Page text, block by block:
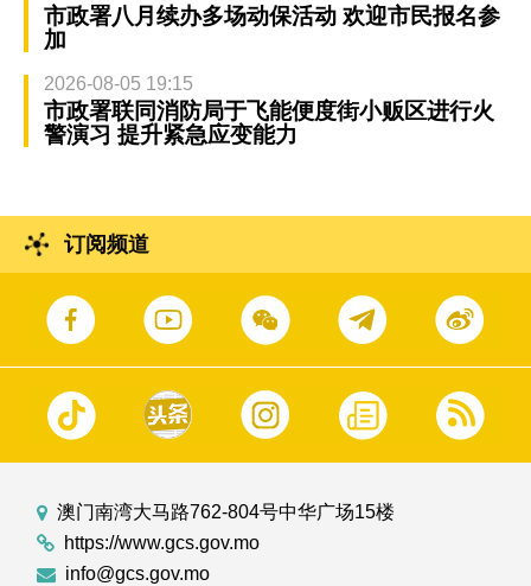
市政署八月续办多场动保活动 欢迎市民报名参
加
2026-08-05 19:15
市政署联同消防局于飞能便度街小贩区进行火
警演习 提升紧急应变能力
订阅频道
澳门南湾大马路762-804号中华广场15楼
https://www.gcs.gov.mo
info@gcs.gov.mo